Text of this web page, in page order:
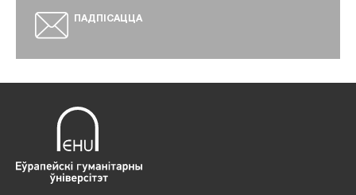
ПАДПІСАЦЦА